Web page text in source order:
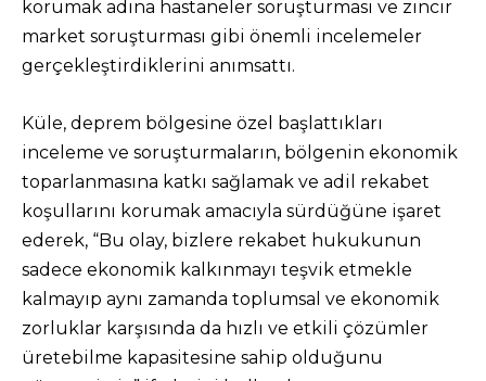
korumak adına hastaneler soruşturması ve zincir
market soruşturması gibi önemli incelemeler
gerçekleştirdiklerini anımsattı.
Küle, deprem bölgesine özel başlattıkları
inceleme ve soruşturmaların, bölgenin ekonomik
toparlanmasına katkı sağlamak ve adil rekabet
koşullarını korumak amacıyla sürdüğüne işaret
ederek, “Bu olay, bizlere rekabet hukukunun
sadece ekonomik kalkınmayı teşvik etmekle
kalmayıp aynı zamanda toplumsal ve ekonomik
zorluklar karşısında da hızlı ve etkili çözümler
üretebilme kapasitesine sahip olduğunu